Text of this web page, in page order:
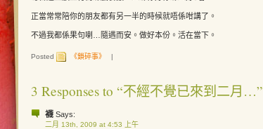
正當常常陪你的朋友都有另一半的時候就唔係咁講了。
不過我都係果句喇…隨遇而安。做好本份。活在當下。
Posted 《鎖碎事》 |
3 Responses to “不經不覺已來到二月…”
襪 Says:
二月 13th, 2009 at 4:53 上午